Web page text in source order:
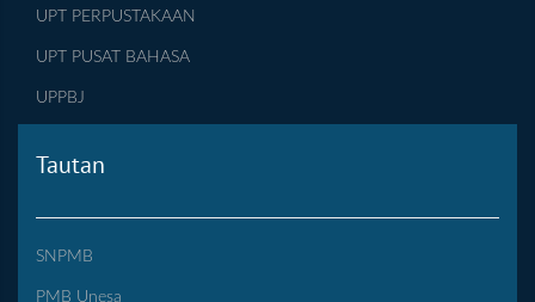
UPT PERPUSTAKAAN
UPT PUSAT BAHASA
UPPBJ
Tautan
SNPMB
PMB Unesa